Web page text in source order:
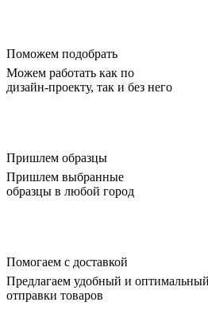
Поможем подобрать
Можем работать как по
дизайн-проекту, так и без него
Пришлем образцы
Пришлем выбранные
образцы в любой город
Помогаем с доставкой
Предлагаем удобный и
отправки товаров